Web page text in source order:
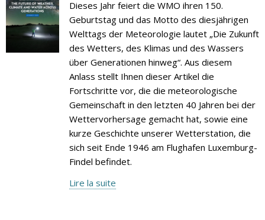
Dieses Jahr feiert die WMO ihren 150.
Geburtstag und das Motto des diesjährigen
Welttags der Meteorologie lautet „Die Zukunft
des Wetters, des Klimas und des Wassers
über Generationen hinweg“. Aus diesem
Anlass stellt Ihnen dieser Artikel die
Fortschritte vor, die die meteorologische
Gemeinschaft in den letzten 40 Jahren bei der
Wettervorhersage gemacht hat, sowie eine
kurze Geschichte unserer Wetterstation, die
sich seit Ende 1946 am Flughafen Luxemburg-
Findel befindet.
Lire la suite